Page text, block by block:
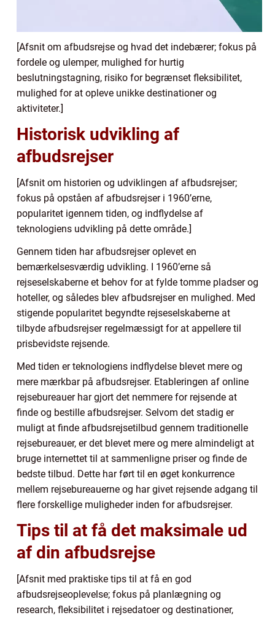
[Afsnit om afbudsrejse og hvad det indebærer; fokus på
fordele og ulemper, mulighed for hurtig
beslutningstagning, risiko for begrænset fleksibilitet,
mulighed for at opleve unikke destinationer og
aktiviteter.]
Historisk udvikling af
afbudsrejser
[Afsnit om historien og udviklingen af afbudsrejser;
fokus på opståen af afbudsrejser i 1960’erne,
popularitet igennem tiden, og indflydelse af
teknologiens udvikling på dette område.]
Gennem tiden har afbudsrejser oplevet en
bemærkelsesværdig udvikling. I 1960’erne så
rejseselskaberne et behov for at fylde tomme pladser og
hoteller, og således blev afbudsrejser en mulighed. Med
stigende popularitet begyndte rejseselskaberne at
tilbyde afbudsrejser regelmæssigt for at appellere til
prisbevidste rejsende.
Med tiden er teknologiens indflydelse blevet mere og
mere mærkbar på afbudsrejser. Etableringen af online
rejsebureauer har gjort det nemmere for rejsende at
finde og bestille afbudsrejser. Selvom det stadig er
muligt at finde afbudsrejsetilbud gennem traditionelle
rejsebureauer, er det blevet mere og mere almindeligt at
bruge internettet til at sammenligne priser og finde de
bedste tilbud. Dette har ført til en øget konkurrence
mellem rejsebureauerne og har givet rejsende adgang til
flere forskellige muligheder inden for afbudsrejser.
Tips til at få det maksimale ud
af din afbudsrejse
[Afsnit med praktiske tips til at få en god
afbudsrejseoplevelse; fokus på planlægning og
research, fleksibilitet i rejsedatoer og destinationer,